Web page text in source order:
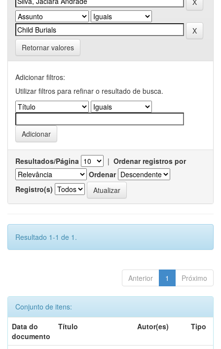
Retornar valores
Adicionar filtros:
Utilizar filtros para refinar o resultado de busca.
Resultados/Página | Ordenar registros por
Ordenar
Registro(s)
Resultado 1-1 de 1.
Anterior 1 Próximo
Conjunto de itens:
Data do
documento
Título Autor(es) Tipo